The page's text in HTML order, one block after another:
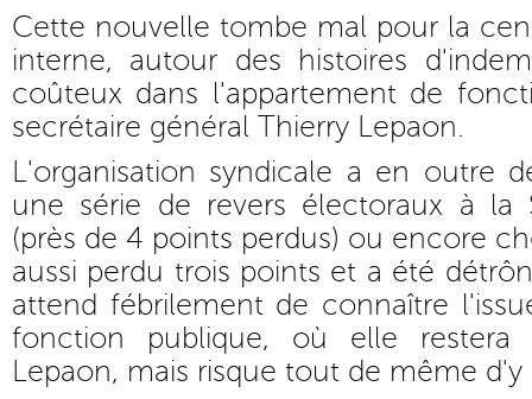
Cette nouvelle tombe mal pour la
interne, autour des histoires
coûteux dans l'appartement de
secrétaire général Thierry Lepaon.
L'organisation syndicale a en outre
une série de revers électoraux à la
(près de 4 points perdus) ou encore
aussi perdu trois points et a été
attend fébrilement de connaître
fonction publique, où elle restera
Lepaon, mais risque tout de même d'y